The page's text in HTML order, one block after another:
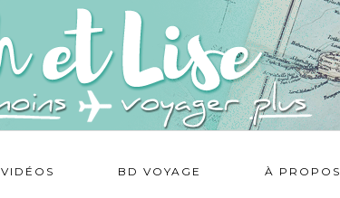
VIDÉOS BD VOYAGE À PROPOS